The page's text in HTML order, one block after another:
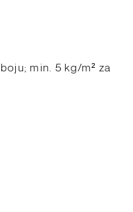
min. 5 kg/m² za